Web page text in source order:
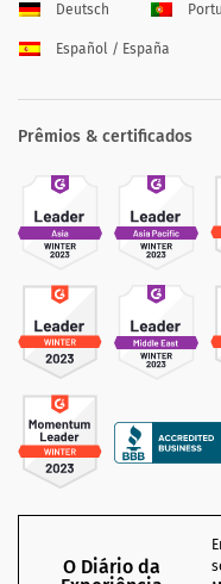
Deutsch
Español / España
Prêmios & certificados
O Diário da